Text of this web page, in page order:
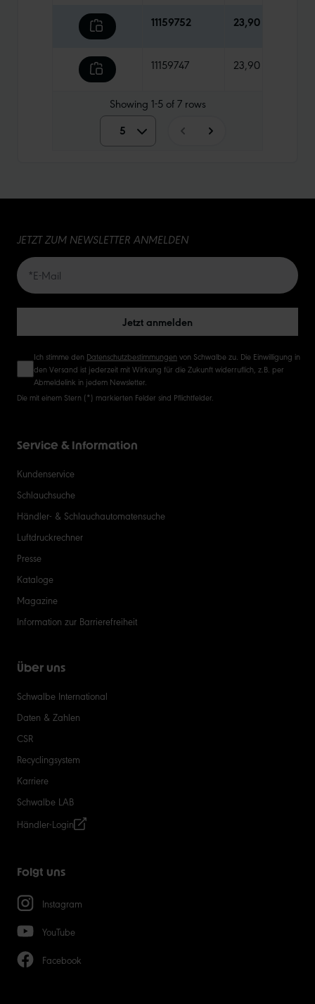
11159752 23,90 €
11159747 23,90 €
Showing 1-5of7 rows
5 5
20
JETZT ZUM NEWSLETTER ANMELDEN
Jetzt anmelden
Ich stimme den Datenschutzbestimmungen von Schwalbe zu. Die Einwilligung in
den Versand ist jederzeit mit Wirkung für die Zukunft widerruflich, z.B. per
Abmeldelink in jedem Newsletter.
Die mit einem Stern (*) markierten Felder sind Pflichtfelder.
Service & Information
Kundenservice
Schlauchsuche
Händler- & Schlauchautomatensuche
Luftdruckrechner
Presse
Kataloge
Magazine
Information zur Barrierefreiheit
Über uns
Schwalbe International
Daten & Zahlen
CSR
Recyclingsystem
Karriere
Schwalbe LAB
Händler-Login
Folgt uns
Instagram
YouTube
Facebook